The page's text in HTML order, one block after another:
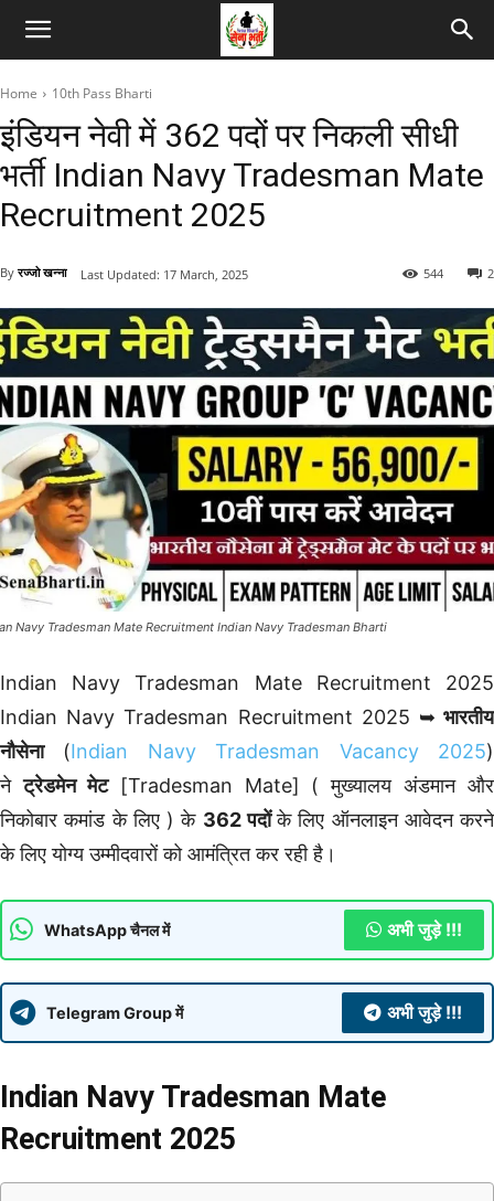
Home 10th Pass Bharti
इंडियन नेवी में 362 पदों पर निकली सीधी
भर्ती Indian Navy Tradesman Mate
Recruitment 2025
By रज्जो खन्ना 2
544
Last Updated: 17 March, 2025
Navy Tradesman Mate Recruitment Indian Navy Tradesman Bharti
Indian Navy Tradesman Mate Recruitment 2025
Indian Navy Tradesman Recruitment 2025 ➥ भारतीय
नौसेना(Indian Navy Tradesman Vacancy 2025)
नेट्रेडमेन मेट[Tradesman Mate] ( मुख्यालय अंडमान और
निकोबार कमांड के लिए ) के 362 पदोंके लिए ऑनलाइन आवेदन करने
के लिए योग्य उम्मीदवारों को आमंत्रित कर रही है।
WhatsApp चैनल में अभी जुड़े !!!
Telegram Group में अभी जुड़े !!!
Indian Navy Tradesman Mate
Recruitment 2025